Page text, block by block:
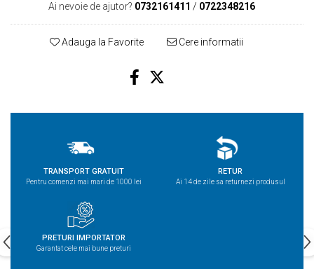
Ai nevoie de ajutor? 0732161411 / 0722348216
Adauga la Favorite Cere informatii
TRANSPORT GRATUIT
Pentru comenzi mai mari de 1000 lei
RETUR
Ai 14 de zile sa returnezi produsul
PRETURI IMPORTATOR
Garantat cele mai bune preturi